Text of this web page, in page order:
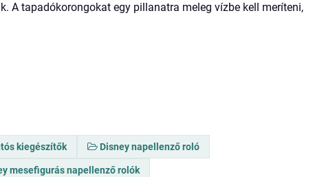
A tapadókorongokat egy pillanatra meleg vízbe kell meríteni,
kiegészítők Disney napellenző roló
mesefigurás napellenző rolók